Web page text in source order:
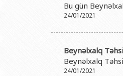
Bu gün
24/01/2021
Beynəlxalq
Beynəlxalq
24/01/2021